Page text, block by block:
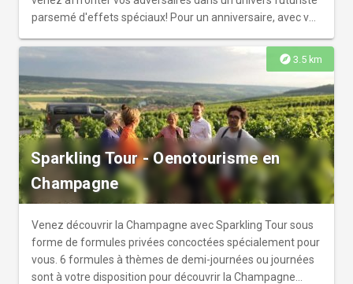
parsemé d'effets spéciaux! Pour un anniversaire, avec vos
réservation. Les labyrinthes vous seront entièrement
privatisés ! Une équipe jeune et dynamique est à votre
disposition pour vous faire passer un moment inoubliable !
Sur réservation de préférence.
explore 3.5 km
Sparkling Tour - Oenotourisme en
Champagne
Venez découvrir la Champagne avec Sparkling Tour sous
forme de formules privées concoctées spécialement pour
vous. 6 formules à thèmes de demi-journées ou journées
sont à votre disposition pour découvrir la Champagne